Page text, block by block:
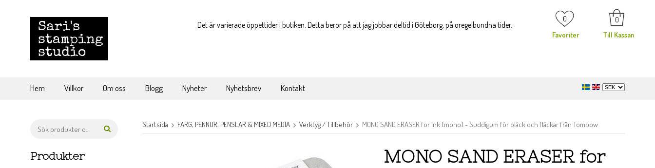
0
Favoriter
0
Till Kassan
Det är varierade öppettider i butiken. Detta beror på att jag jobbar deltid i Göteborg, på oregelbundna tider.
Hem Villkor Om oss Blogg Nyheter Nyhetsbrev Kontakt
Produkter
Startsida FÄRG, PENNOR, PENSLAR & MIXED MEDIA Verktyg / Tillbehör MONO SAND ERASER for ink (mono) - Suddigum för bläck och fläckar från Tombow
MONO SAND ERASER for